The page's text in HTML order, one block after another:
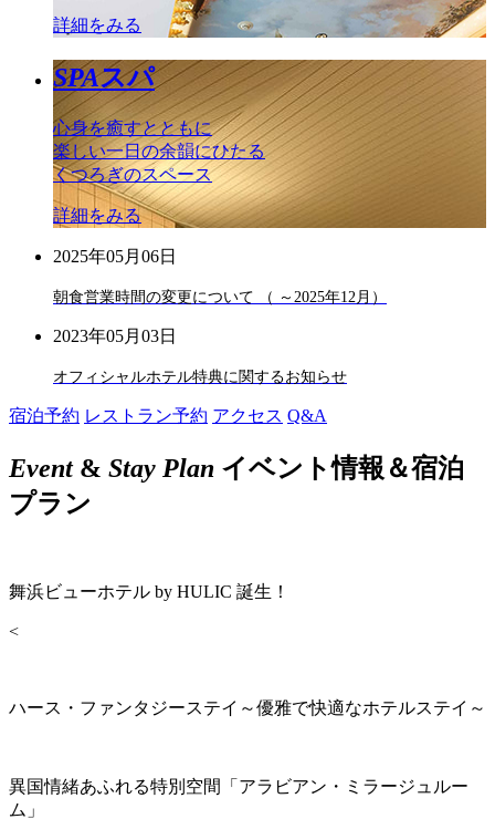
詳細をみる
SPAスパ
心身を癒すとともに
楽しい一日の余韻にひたる
くつろぎのスペース
詳細をみる
2025年05月06日
朝食営業時間の変更について （ ～2025年12月）
2023年05月03日
オフィシャルホテル特典に関するお知らせ
宿泊予約 レストラン予約 アクセス Q&A
Event& Stay Plan イベント情報＆宿泊
プラン
舞浜ビューホテル by HULIC 誕生！
<
ハース・ファンタジーステイ～優雅で快適なホテルステイ～
異国情緒あふれる特別空間「アラビアン・ミラージュルー
ム」